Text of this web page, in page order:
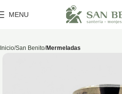
MENU
Inicio San Benito Mermeladas